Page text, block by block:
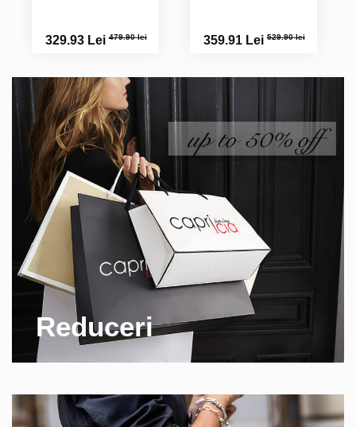
329.93 Lei479.90 lei 359.91 Lei529.90 lei
Reduceri